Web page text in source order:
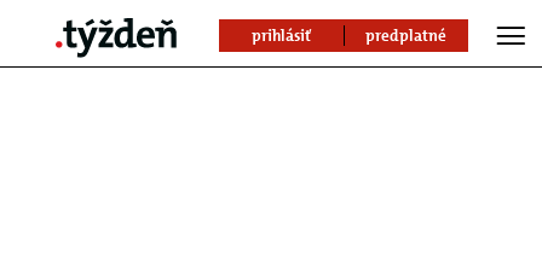
prihlásiť predplatné